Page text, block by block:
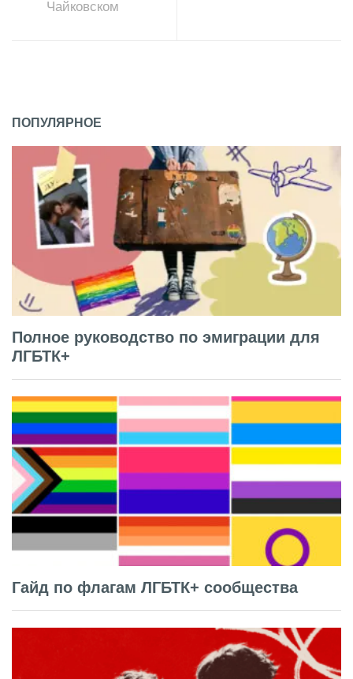
Чайковском
ПОПУЛЯРНОЕ
Полное руководство по эмиграции для
ЛГБТК+
Гайд по флагам ЛГБТК+ сообщества